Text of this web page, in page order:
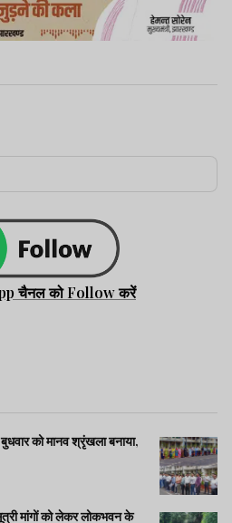
चैनल को Follow करें
को मानव श्रृंखला बनाया,
मांगों को लेकर लोकभवन के